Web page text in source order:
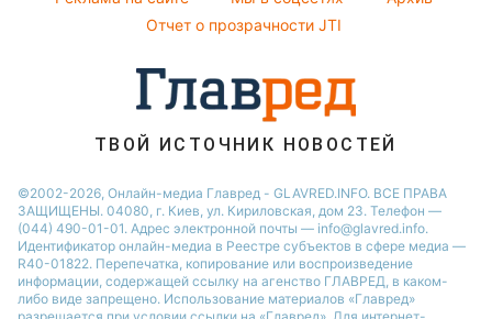
Елена ЗеленскаяОтчет о прозрачности JTI
ТВОЙ ИСТОЧНИК НОВОСТЕЙ
©2002-2026, Онлайн-медиа Главред - GLAVRED.INFO. ВСЕ ПРАВА
ЗАЩИЩЕНЫ. 04080, г. Киев, ул. Кириловская, дом 23. Телефон —
(044) 490-01-01. Адрес электронной почты — info@glavred.info.
Идентификатор онлайн-медиа в Реестре cубъектов в сфере медиа —
R40-01822. Перепечатка, копирование или воспроизведение
информации, содержащей ссылку на агенство ГЛАВРЕД, в каком-
либо виде запрещено. Использование материалов «Главред»